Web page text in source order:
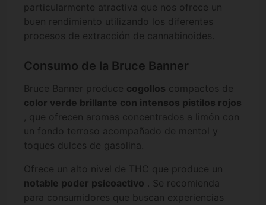
particularmente atractiva que nos ofrece un
buen rendimiento utilizando los diferentes
procesos de extracción de cannabinoides.
Consumo de la Bruce Banner
Bruce Banner produce cogollos compactos de
color verde brillante con intensos pistilos rojos
, que ofrecen aromas concentrados a limón con
un fondo terroso acompañado de mentol y
toques dulces de gasolina.
Ofrece un alto nivel de THC que produce un
notable poder psicoactivo . Se recomienda
para consumidores que buscan experiencias